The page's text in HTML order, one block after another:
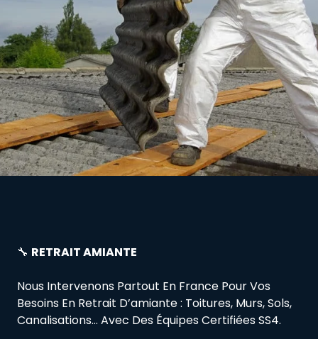
🔧 RETRAIT AMIANTE
Nous Intervenons Partout En France Pour Vos
Besoins En Retrait D’amiante : Toitures, Murs, Sols,
Canalisations… Avec Des Équipes Certifiées SS4.